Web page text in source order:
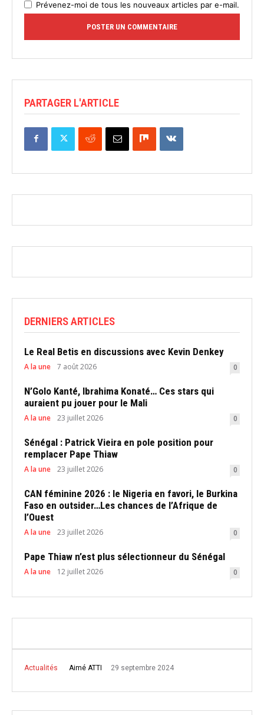
Prévenez-moi de tous les nouveaux articles par e-mail.
PARTAGER L'ARTICLE
DERNIERS ARTICLES
Le Real Betis en discussions avec Kevin Denkey
A la une 7 août 2026 0
N’Golo Kanté, Ibrahima Konaté… Ces stars qui
auraient pu jouer pour le Mali
A la une 23 juillet 2026 0
Sénégal : Patrick Vieira en pole position pour
remplacer Pape Thiaw
A la une 23 juillet 2026 0
CAN féminine 2026 : le Nigeria en favori, le Burkina
Faso en outsider…Les chances de l’Afrique de
l’Ouest
A la une 23 juillet 2026 0
Pape Thiaw n’est plus sélectionneur du Sénégal
A la une 12 juillet 2026 0
Actualités Aimé ATTI 29 septembre 2024